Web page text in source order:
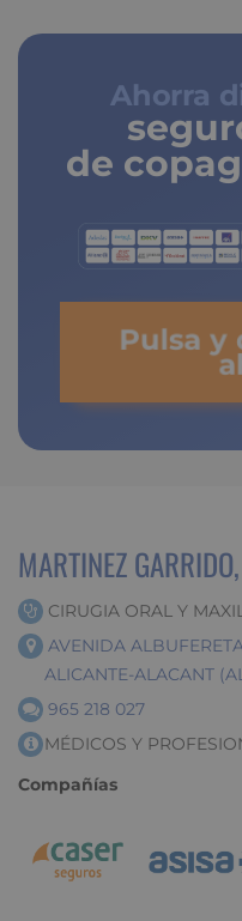
Ahorra
de
Pulsa y
MARTINEZ
CIRUGIA ORAL Y
AVENIDA
ALICANTE-ALACANT
965 218 027
MÉDICOS Y
Compañías